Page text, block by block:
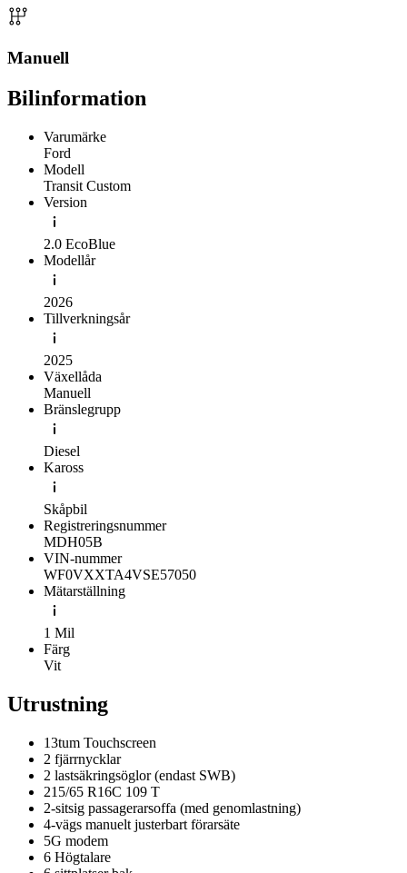
Manuell
Bilinformation
Varumärke
Ford
Modell
Transit Custom
Version
2.0 EcoBlue
Modellår
2026
Tillverkningsår
2025
Växellåda
Manuell
Bränslegrupp
Diesel
Kaross
Skåpbil
Registreringsnummer
MDH05B
VIN-nummer
WF0VXXTA4VSE57050
Mätarställning
1 Mil
Färg
Vit
Utrustning
13tum Touchscreen
2 fjärrnycklar
2 lastsäkringsöglor (endast SWB)
215/65 R16C 109 T
2-sitsig passagerarsoffa (med genomlastning)
4-vägs manuelt justerbart förarsäte
5G modem
6 Högtalare